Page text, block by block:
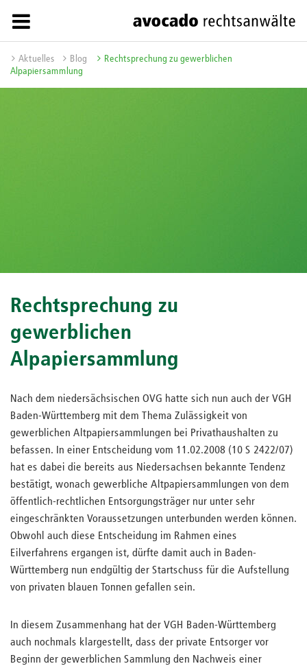
Aktuelles Blog
Rechtsprechung zu gewerblichen
Alpapiersammlung
Rechtsprechung zu
gewerblichen
Alpapiersammlung
Nach dem niedersächsischen OVG hatte sich nun auch der VGH
Baden-Württemberg mit dem Thema Zulässigkeit von
gewerblichen Altpapiersammlungen bei Privathaushalten zu
befassen. In einer Entscheidung vom 11.02.2008 (10 S 2422/07)
hat es dabei die bereits aus Niedersachsen bekannte Tendenz
bestätigt, wonach gewerbliche Altpapiersammlungen von dem
öffentlich-rechtlichen Entsorgungsträger nur unter sehr
eingeschränkten Voraussetzungen unterbunden werden können.
Obwohl auch diese Entscheidung im Rahmen eines
Eilverfahrens ergangen ist, dürfte damit auch in Baden-
Württemberg nun endgültig der Startschuss für die Aufstellung
von privaten blauen Tonnen gefallen sein.
In diesem Zusammenhang hat der VGH Baden-Württemberg
auch nochmals klargestellt, dass der private Entsorger vor
Beginn der gewerblichen Sammlung den Nachweis einer